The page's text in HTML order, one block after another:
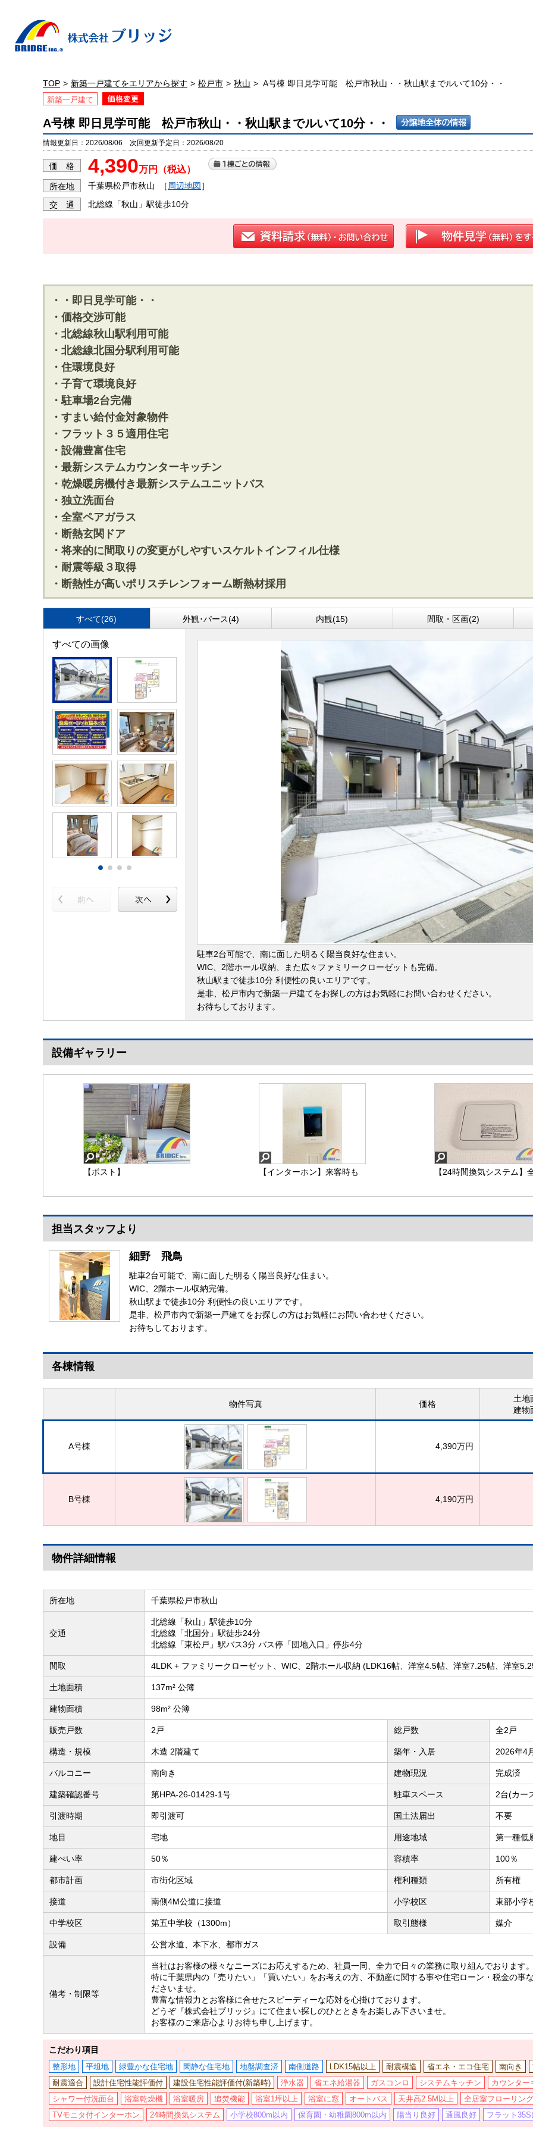
TOP 新築一戸建てをエリアから探す 松戸市 秋山 A号棟 即日見学可能 松戸市秋山・・秋山駅までルいて10分・・
新築一戸建て
A号棟 即日見学可能 松戸市秋山・・秋山駅までルいて10分・・
情報更新日：2026/08/06 次回更新予定日：2026/08/20
価 格 4,390万円（税込）
所在地 千葉県松戸市秋山 ［ 周辺地図］
交 通 北総線「秋山」駅徒歩10分
・・即日見学可能・・
・価格交渉可能
・北総線秋山駅利用可能
・北総線北国分駅利用可能
・住環境良好
・子育て環境良好
・駐車場2台完備
・すまい給付金対象物件
・フラット３５適用住宅
・設備豊富住宅
・最新システムカウンターキッチン
・乾燥暖房機付き最新システムユニットバス
・独立洗面台
・全室ペアガラス
・断熱玄関ドア
・将来的に間取りの変更がしやすいスケルトインフィル仕様
・耐震等級３取得
・断熱性が高いポリスチレンフォーム断熱材採用
すべて(26) 外観･パース(4) 内観(15) 間取・区画(2)
すべての画像
駐車2台可能で、南に面した明るく陽当良好な住まい。
WIC、2階ホール収納、また広々ファミリークローゼットも完備。
秋山駅まで徒歩10分 利便性の良いエリアです。
是非、松戸市内で新築一戸建てをお探しの方はお気軽にお問い合わせください。
お待ちしております。
設備ギャラリー
【ポスト】
【インターホン】来客時も
付きインターホン
【24時間換気システム】
入れ替えもバッチリ♪
担当スタッフより
細野 飛鳥
駐車2台可能で、南に面した明るく陽当良好な住まい。
WIC、2階ホール収納完備。
秋山駅まで徒歩10分 利便性の良いエリアです。
是非、松戸市内で新築一戸建てをお探しの方はお気軽にお問い合わせください。
お待ちしております。
各棟情報
物件写真 価格
土地
建物
A号棟 4,390万円
B号棟 4,190万円
物件詳細情報
所在地 千葉県松戸市秋山
交通
北総線「秋山」駅徒歩10分
北総線「北国分」駅徒歩24分
北総線「東松戸」駅バス3分 バス停「団地入口」停歩4分
間取 4LDK + ファミリークローゼット、WIC、2階ホール収納 (LDK16帖、洋室4.5帖、洋室7.25帖、洋室
土地面積 137m² 公簿
建物面積 98m² 公簿
販売戸数 2戸 総戸数 全2戸
構造・規模 木造 2階建て 築年・入居 2026年4
バルコニー 南向き 建物現況 完成済
建築確認番号 第HPA-26-01429-1号 駐車スペース 2台(カー
引渡時期 即引渡可 国土法届出 不要
地目 宅地 用途地域 第一種低
建ぺい率 50％ 容積率 100％
都市計画 市街化区域 権利種類 所有権
接道 南側4M公道に接道 小学校区 東部小学
中学校区 第五中学校（1300m） 取引態様 媒介
設備 公営水道、本下水、都市ガス
備考・制限等
当社はお客様の様々なニーズにお応えするため、社員一同、全力で日々の業務に取り組んでおります
特に千葉県内の「売りたい」「買いたい」をお考えの方、不動産に関する事や住宅ローン・税金の事
ださいませ。
豊富な情報力とお客様に合せたスピーディーな応対を心掛けております。
どうぞ『株式会社ブリッジ』にて住まい探しのひとときをお楽しみ下さいませ。
お客様のご来店心よりお待ち申し上げます。
こだわり項目
整形地 平坦地 緑豊かな住宅地 閑静な住宅地 地盤調査済 南側道路 LDK15帖以上 耐震構造 省エネ・エコ住宅 南向き
耐震適合
設計住宅性能評価付 建設住宅性能評価付(新築時) 浄水器 省エネ給湯器 ガスコンロ システムキッチン
カウンター
シャワー付洗面台
浴室乾燥機 浴室暖房 追焚機能 浴室1坪以上 浴室に窓 オートバス 天井高2.5M以上
全居室フローリング
TVモニタ付インターホン
24時間換気システム 小学校800m以内 保育園・幼稚園800m以内 陽当り良好 通風良好 フラット